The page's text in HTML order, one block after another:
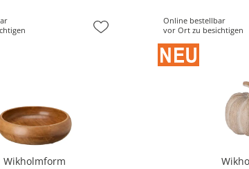
Wikholmform
Online bestellbar
vor Ort zu besichtigen